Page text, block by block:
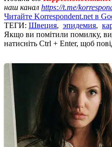
наш канал https://t.me/
Читайте Korrespondent.net в
ТЕГИ: Швеция, эпидемия,
Якщо ви помітили помилку,
натисніть Ctrl + Enter, щоб